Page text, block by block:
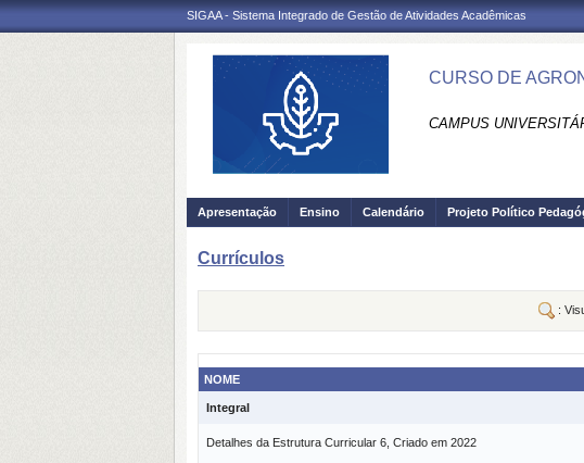
SIGAA - Sistema Integrado de Gestão de Atividades Acadêmicas
CURSO DE
CAMPUS
Apresentação Ensino Calendário Projeto Político
Currículos
:
NOME
Integral
Detalhes da Estrutura Curricular 6, Criado em 2022